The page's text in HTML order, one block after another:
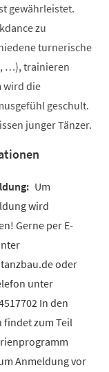
gewährleistet.
zu
turnerische
…), trainieren
wird die
geschult.
junger Tänzer.
Um
wird
Gerne per E-
oder
unter
In den
findet zum Teil
Anmeldung vor